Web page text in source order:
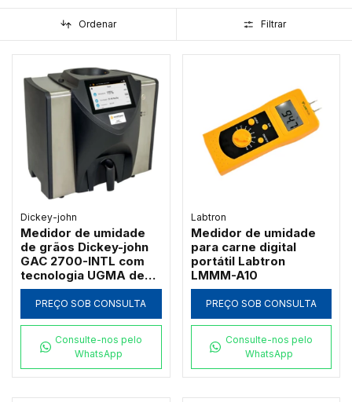
Ordenar Filtrar
Dickey-john
Medidor de umidade
de grãos Dickey-john
GAC 2700-INTL com
tecnologia UGMA de
149 MHz
PREÇO SOB CONSULTA
Consulte-nos pelo
WhatsApp
Labtron
Medidor de umidade
para carne digital
portátil Labtron
LMMM-A10
PREÇO SOB CONSULTA
Consulte-nos pelo
WhatsApp